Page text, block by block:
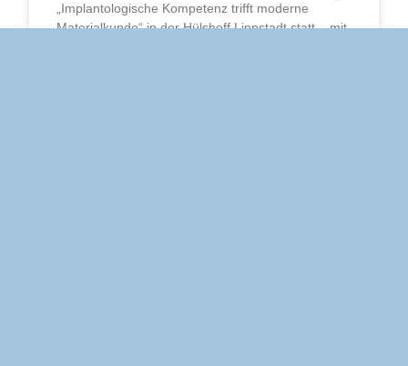
„Implantologische Kompetenz trifft moderne
Materialkunde“ in der Hülshoff Lippstadt statt – mit